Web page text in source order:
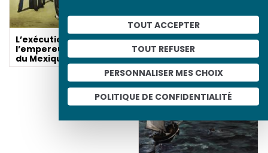
TOUT ACCEPTER
TOUT REFUSER
PERSONNALISER MES CHOIX
POLITIQUE DE CONFIDENTIALITÉ
l'empereur Maximilien.
Queretaro, 19 juin 1867
L’exécution de
l’empereur Maximilien
du Mexique